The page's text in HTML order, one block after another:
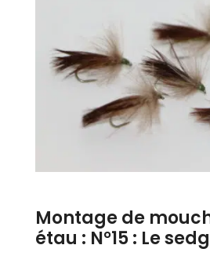
Montage de
étau : N°15 : Le